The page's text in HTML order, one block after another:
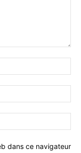
:*
:*
:
dans ce navigateur